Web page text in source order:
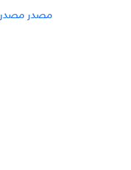
مصدر مصدر 2